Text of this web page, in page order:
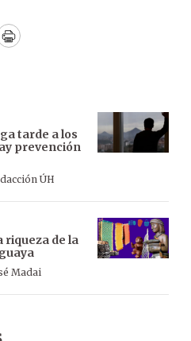
Print
tarde a los
prevención
ÚH
riqueza de la
Madai